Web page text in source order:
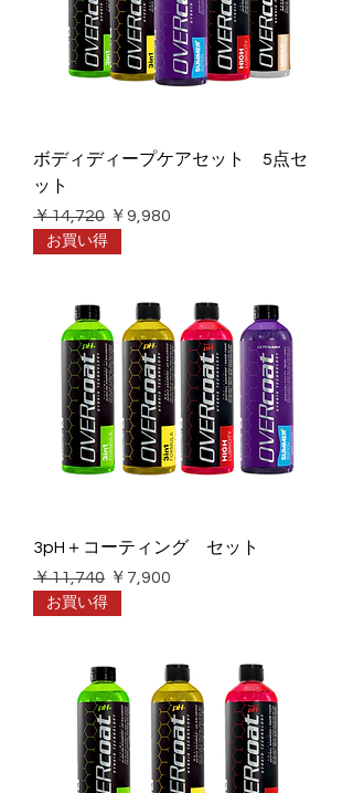
ボディディープケアセット 5点セ
ット
通常価格
￥14,720 セール価格
￥9,980
お買い得
3pH＋コーティング セット
通常価格
￥11,740 セール価格
￥7,900
お買い得